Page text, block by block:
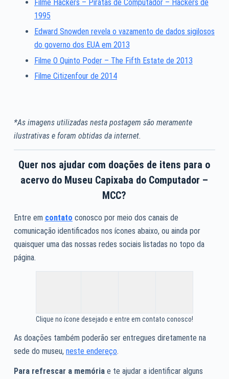
Filme Hackers – Piratas de Computador – Hackers de
1995
Edward Snowden revela o vazamento de dados sigilosos
do governo dos EUA em 2013
Filme O Quinto Poder – The Fifth Estate de 2013
Filme Citizenfour de 2014
*As imagens utilizadas nesta postagem são meramente
ilustrativas e foram obtidas da internet.
Quer nos ajudar com doações de itens para o
acervo do Museu Capixaba do Computador –
MCC?
Entre em contato conosco por meio dos canais de
comunicação identificados nos ícones abaixo, ou ainda por
quaisquer uma das nossas redes sociais listadas no topo da
página.
Clique no ícone desejado e entre em contato conosco!
As doações também poderão ser entregues diretamente na
sede do museu, neste endereço.
Para refrescar a memóriae te ajudar a identificar alguns